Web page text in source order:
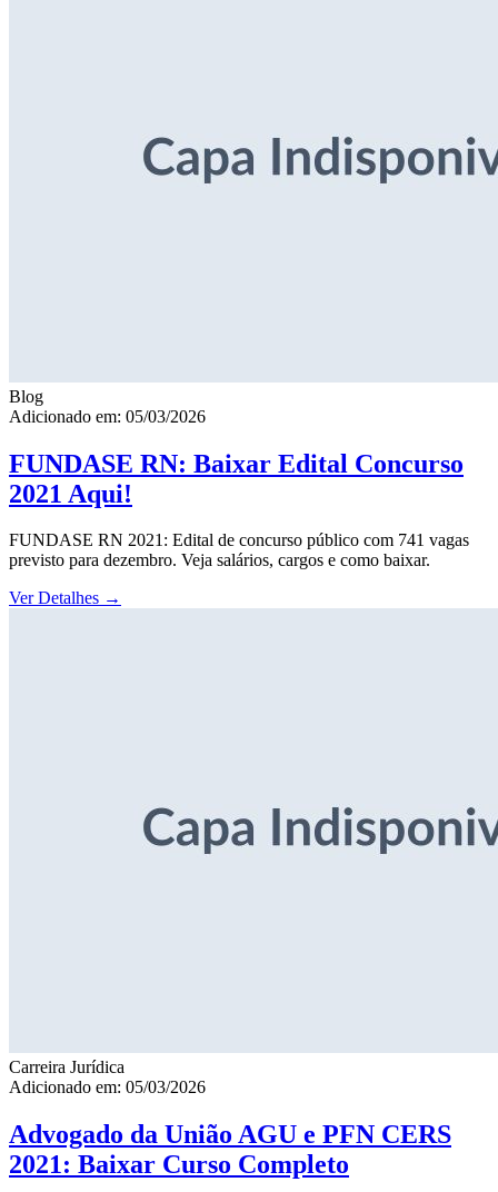
Blog
Adicionado em: 05/03/2026
FUNDASE RN: Baixar Edital Concurso
2021 Aqui!
FUNDASE RN 2021: Edital de concurso público com 741 vagas
previsto para dezembro. Veja salários, cargos e como baixar.
Ver Detalhes →
Carreira Jurídica
Adicionado em: 05/03/2026
Advogado da União AGU e PFN CERS
2021: Baixar Curso Completo